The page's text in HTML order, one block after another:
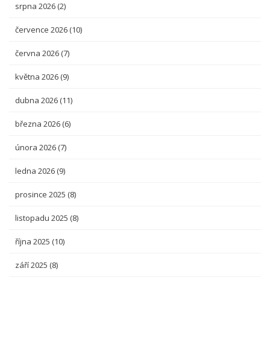
srpna 2026 (2)
července 2026 (10)
června 2026 (7)
května 2026 (9)
dubna 2026 (11)
března 2026 (6)
února 2026 (7)
ledna 2026 (9)
prosince 2025 (8)
listopadu 2025 (8)
října 2025 (10)
září 2025 (8)